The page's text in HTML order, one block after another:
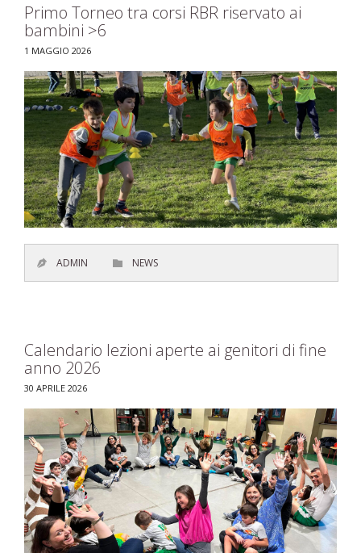
Primo Torneo tra corsi RBR riservato ai
bambini >6
1 MAGGIO 2026
 ADMIN  CATEGORY
NEWS
Calendario lezioni aperte ai genitori di fine
anno 2026
30 APRILE 2026